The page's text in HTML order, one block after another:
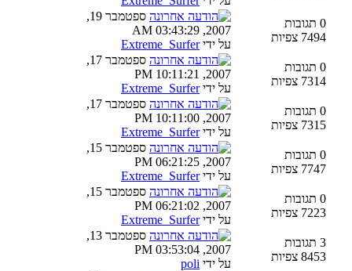
0 תגובות
7494 צפיות
ספטמבר 19,
2007, 03:43:29 AM
על ידיExtreme_Surfer
0 תגובות
7314 צפיות
ספטמבר 17,
2007, 10:11:21 PM
על ידיExtreme_Surfer
0 תגובות
7315 צפיות
ספטמבר 17,
2007, 10:11:00 PM
על ידיExtreme_Surfer
0 תגובות
7747 צפיות
ספטמבר 15,
2007, 06:21:25 PM
על ידיExtreme_Surfer
0 תגובות
7223 צפיות
ספטמבר 15,
2007, 06:21:02 PM
על ידיExtreme_Surfer
3 תגובות
8453 צפיות
ספטמבר 13,
2007, 03:53:04 PM
על ידי poli